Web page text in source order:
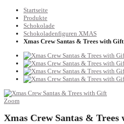
Startseite
Produkte
Schokolade
Schokoladenfiguren XMAS
Xmas Crew Santas & Trees with Gift
Zoom
Xmas Crew Santas &